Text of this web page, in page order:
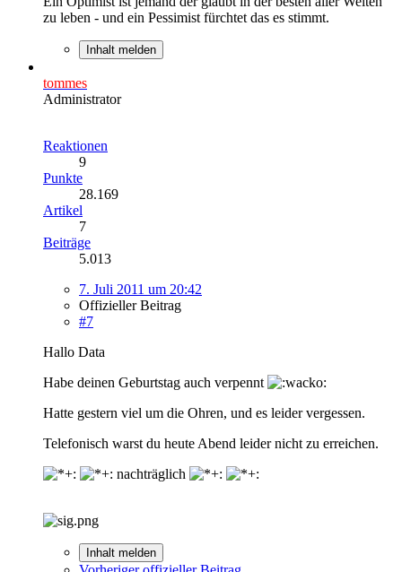
zu leben - und ein Pessimist fürchtet das es stimmt.
Inhalt melden
tommes
Administrator
Reaktionen
9
Punkte
28.169
Artikel
7
Beiträge
5.013
7. Juli 2011 um 20:42
Offizieller Beitrag
#7
Hallo Data
Habe deinen Geburtstag auch verpennt
Hatte gestern viel um die Ohren, und es leider vergessen.
Telefonisch warst du heute Abend leider nicht zu erreichen.
nachträglich
Inhalt melden